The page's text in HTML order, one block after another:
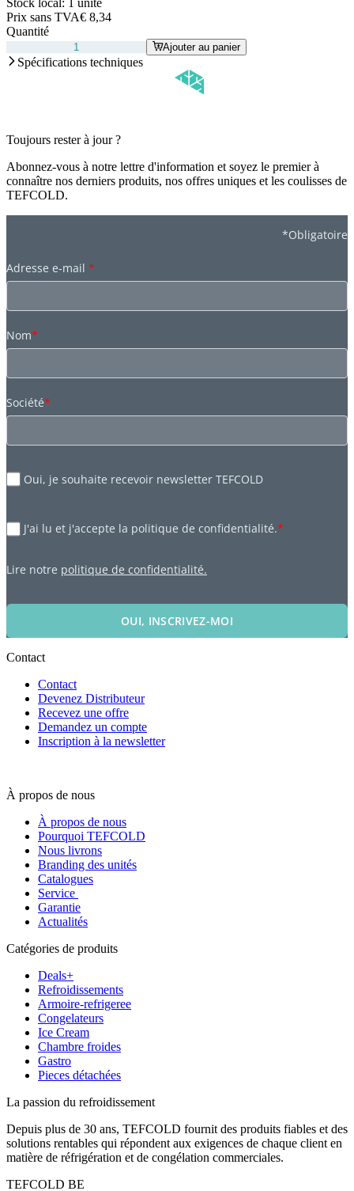
Stock local: 1 unité
Prix sans TVA€ 8,34
Quantité
Ajouter au panier
Spécifications techniques
Toujours rester à jour ?
Abonnez-vous à notre lettre d'information et soyez le premier à
connaître nos derniers produits, nos offres uniques et les coulisses de
TEFCOLD.
*Obligatoire
Adresse e-mail *
Nom*
Société*
Oui, je souhaite recevoir newsletter TEFCOLD
J'ai lu et j'accepte la politique de confidentialité.*
Lire notre politique de confidentialité.
OUI, INSCRIVEZ-MOI
Contact
Contact
Devenez Distributeur
Recevez une offre
Demandez un compte
Inscription à la newsletter
À propos de nous
À propos de nous
Pourquoi TEFCOLD
Nous livrons
Branding des unités
Catalogues
Service
Garantie
Actualités
Catégories de produits
Deals+
Refroidissements
Armoire-refrigeree
Congelateurs
Ice Cream
Chambre froides
Gastro
Pieces détachées
La passion du refroidissement
Depuis plus de 30 ans, TEFCOLD fournit des produits fiables et des
solutions rentables qui répondent aux exigences de chaque client en
matière de réfrigération et de congélation commerciales.
TEFCOLD BE